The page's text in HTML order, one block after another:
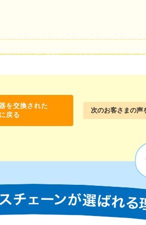
を交換された
戻る
次のお客さまの声